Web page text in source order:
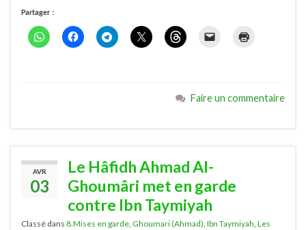
Partager :
Faire un commentaire
AVR
03
Le Hâfidh Ahmad Al-
Ghoumâri met en garde
contre Ibn Taymiyah
Classé dans 8.Mises en garde, Ghoumari (Ahmad), Ibn Taymiyah, Les